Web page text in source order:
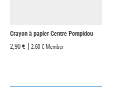
Crayon à papier Centre Pompidou
2,90 €
2,60 € Member